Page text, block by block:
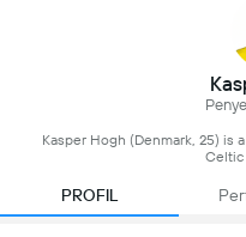
Kasper Hogh (Denmark, 25) is
Celtic
PROFIL